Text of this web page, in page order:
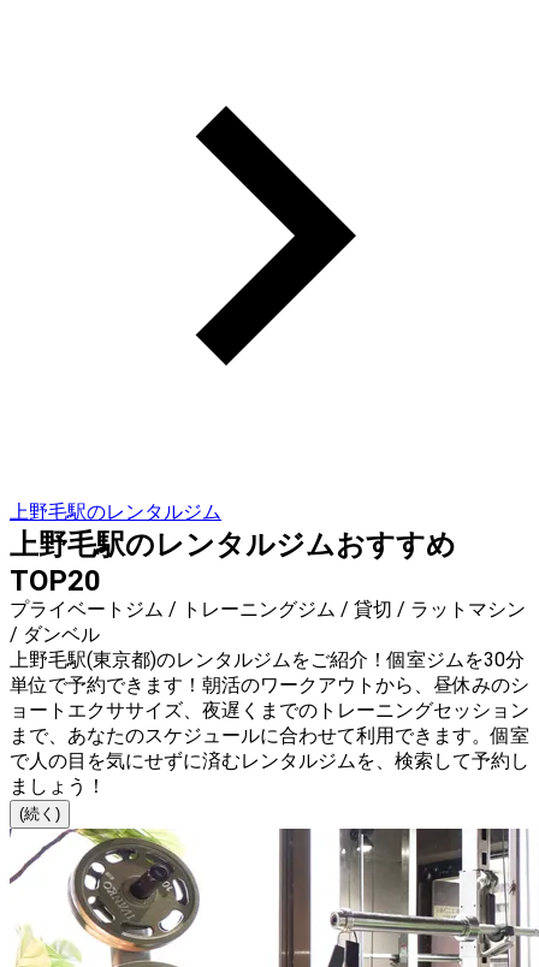
上野毛駅のレンタルジム
上野毛駅のレンタルジムおすすめ
TOP20
プライベートジム / トレーニングジム / 貸切 / ラットマシン
/ ダンベル
上野毛駅(東京都)のレンタルジムをご紹介！個室ジムを30分
単位で予約できます！朝活のワークアウトから、昼休みのシ
ョートエクササイズ、夜遅くまでのトレーニングセッション
まで、あなたのスケジュールに合わせて利用できます。個室
で人の目を気にせずに済むレンタルジムを、検索して予約し
ましょう！
(続く)